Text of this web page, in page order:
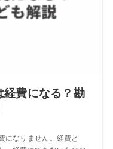
経費になる？勘
になりません。経費と